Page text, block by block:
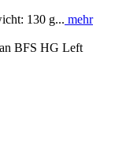
130 g... mehr
BFS HG Left